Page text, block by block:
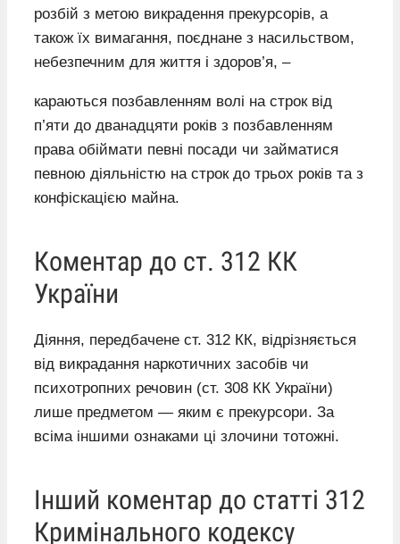
розбій з метою викрадення прекурсорів, а
також їх вимагання, поєднане з насильством,
небезпечним для життя і здоров’я, –
караються позбавленням волі на строк від
п’яти до дванадцяти років з позбавленням
права обіймати певні посади чи займатися
певною діяльністю на строк до трьох років та з
конфіскацією майна.
Коментар до ст. 312 КК
України
Діяння, передбачене ст. 312 КК, відрізняється
від викрадання наркотичних засобів чи
психотропних речовин (ст. 308 КК України)
лише предметом — яким є прекурсори. За
всіма іншими ознаками ці злочини тотожні.
Інший коментар до статті 312
Кримінального кодексу